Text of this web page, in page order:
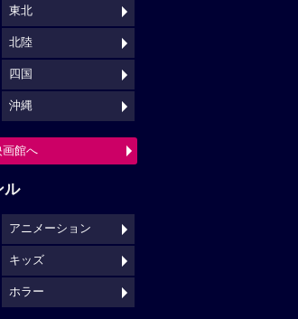
東北
北陸
四国
沖縄
館へ
ル
アニメーション
キッズ
ホラー